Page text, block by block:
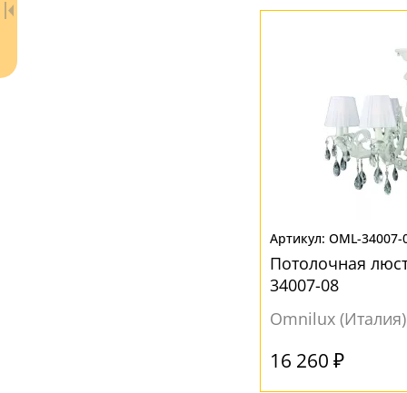
- бесплатно по России
- бесплатная доставка
OML-34007-
Потолочная
34007-08
Omnilux (Италия)
16 260 ₽